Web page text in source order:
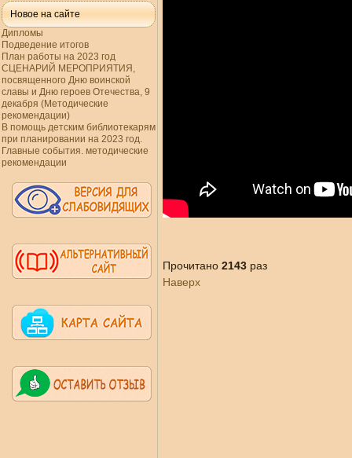
Новое на сайте
Дипломы
Подведение итогов
План работы на 2023 год
СЦЕНАРИЙ МЕРОПРИЯТИЯ,
посвященного Дню воинской
славы и Дню героев Отечества, 9
декабря (Методические
рекомендации)
В помощь детским библиотекарям
при планировании на 2023 год.
Главные события. методические
рекомендации
Прочитано 2143 раз
Наверх